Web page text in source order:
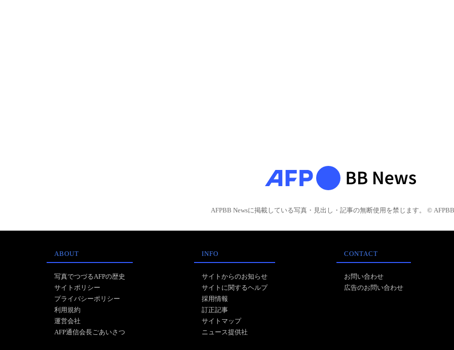
AFPBB Newsに掲載している写真・見出し・記事の無断使用を禁じます。 © AFPBB
ABOUT
写真でつづるAFPの歴史
サイトポリシー
プライバシーポリシー
利用規約
運営会社
AFP通信会長ごあいさつ
INFO
サイトからのお知らせ
サイトに関するヘルプ
採用情報
訂正記事
サイトマップ
ニュース提供社
CONTACT
お問い合わせ
広告のお問い合わせ